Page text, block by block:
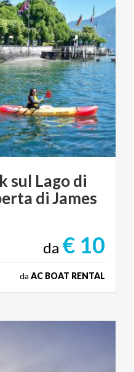
sul Lago di
di James
da € 10
da AC BOAT RENTAL